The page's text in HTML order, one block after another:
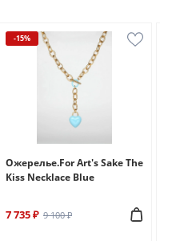
-15%
Ожерелье.For Art's Sake The
Kiss Necklace Blue
7 735 ₽ 9 100 ₽